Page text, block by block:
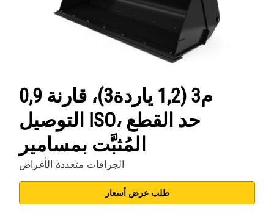
0,9 م3 (1,2 ياردة3)، قارنة
التوصيل ISO، حد القطع
المُثبَّت بمسامير
الجرافات متعددة الأغراض
طلب عرض أسعار